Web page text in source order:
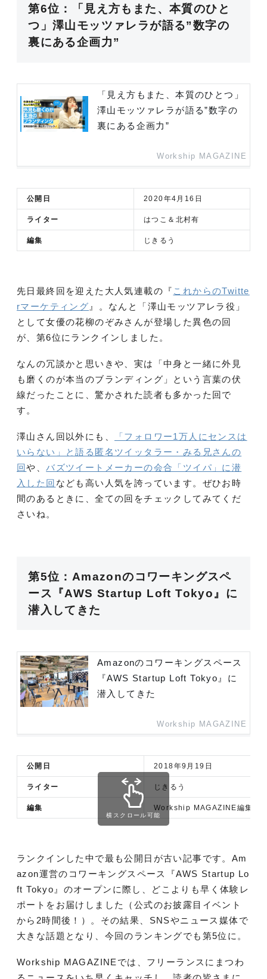
第6位：「見え方もまた、本質のひと
つ」澤山モッツァレラが語る”数字の
裏にある企画力”
「見え方もまた、本質のひとつ」
澤山モッツァレラが語る”数字の
裏にある企画力”
Workship MAGAZINE
公開日 2020年4月16日
ライター はつこ＆北村有
編集 じきるう
先日最終回を迎えた大人気連載の『 これからのTwitte
rマーケティング 』。なんと「澤山モッツアレラ役」
として女優の花柳のぞみさんが登場した異色の回
が、第6位にランクインしました。
なんの冗談かと思いきや、実は「中身と一緒に外見
も磨くのが本当のブランディング」という言葉の伏
線だったことに、驚かされた読者も多かった回で
す。
澤山さん回以外にも、
「フォロワー1万人にセンスは
いらない」と語る匿名ツイッタラー・みる兄さんの
回や、バズツイートメーカーの会合「ツイパ」に潜
入した回 なども高い人気を誇っています。ぜひお時
間のあるときに、全ての回をチェックしてみてくだ
さいね。
第5位：Amazonのコワーキングスペ
ース『AWS Startup Loft Tokyo』に
潜入してきた
Amazonのコワーキングスペース
『AWS Startup Loft Tokyo』に
潜入してきた
Workship MAGAZINE
公開日 2018年9月19日
ライター じきるう
編集 Workship MAGAZINE編集部
横スクロール可能
ランクインした中で最も公開日が古い記事です。Am
azon運営のコワーキングスペース『AWS Startup Lo
ft Tokyo』のオープンに際し、どこよりも早く体験レ
ポートをお届けしました（公式のお披露目イベント
から2時間後！）。その結果、SNSやニュース媒体で
大きな話題となり、今回のランキングでも第5位に。
Workship MAGAZINEでは、フリーランスにまつわ